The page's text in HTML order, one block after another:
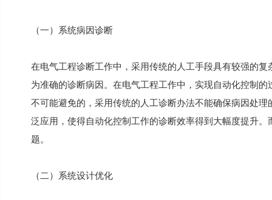
（一）系统病因诊断
在电气工程诊断工作中，采用传统的人工手段具有较强的
为准确的诊断病因。在电气工程工作中，实现自动化控制
不可能避免的，采用传统的人工诊断办法不能确保病因处
泛应用，使得自动化控制工作的诊断效率得到大幅度提升
题。
（二）系统设计优化